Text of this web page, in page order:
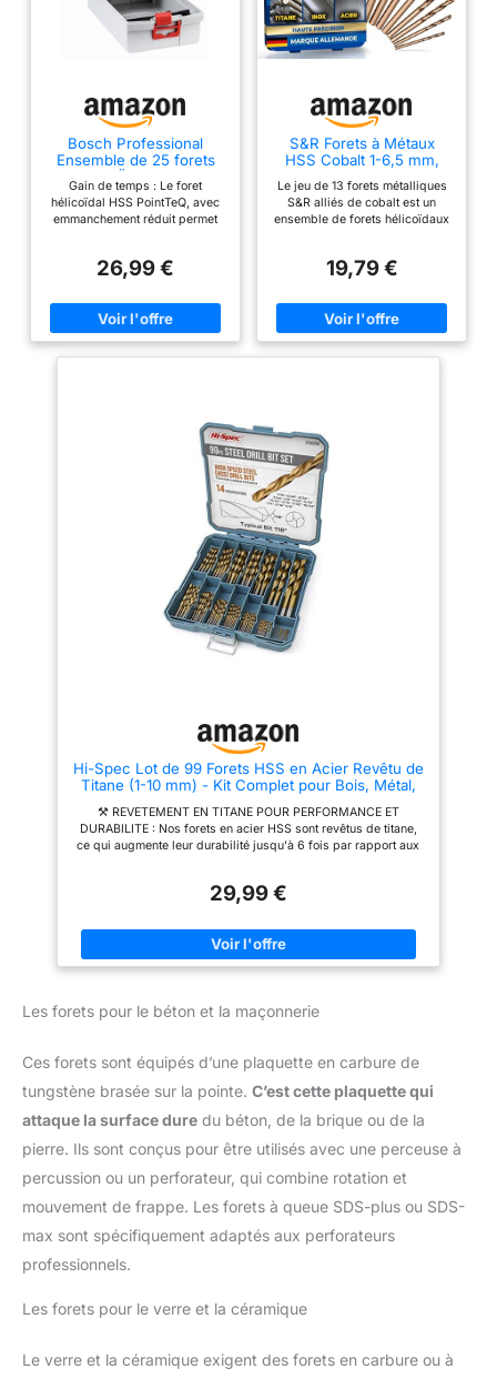
Bosch Professional
Ensemble de 25 forets
hélicoÏdaux HSS
PointTeQ (pour métal,
ProBox, accessoires
pour perceuses-
Gain de temps : Le foret
hélicoïdal HSS PointTeQ, avec
emmanchement réduit permet
spéciale sur la pointe du foret
perçage accrue signifie moins
de chaleur, et donc moins
d'usure Travail précis : Un
perceuses-visseuses, et les
perceuses d'établi pour trous
de dégagement et de centrage
en acier allié et non allié, en
métaux non ferreux, en acier
moulé, en fonte et en plastique
Contenu : 1 x chacun : Ø 1,0 / 1,5
/ 2,0 / 2,5 / 3,0 / 3,5 / 4,0 / 4,5 /
5,0 / 5,5 / 6,0 / 6,5 / 7,0 / 7,5 /
8,0 / 8,5 / 9,0 / 9,5 / 10,0 / 10,5
/ 11,0 / 11,5 / 12,0 / 12,5 / 13,0
26,99 €
S&R Forets à Métaux
HSS Cobalt 1-6,5 mm,
Acier Cobalt HSS DIN
338 Coffret métal. Qualité
Professionnelle
Le jeu de 13 forets métalliques
S&R alliés de cobalt est un
ensemble de forets hélicoïdaux
robuste avec inscription. La
particulièrement adaptée pour
une utilisation professionnelle
continue Les forets métalliques
moyenne selon DIN 338 et
classe de précision H8. Par
conséquent, ils se caractérisent
par une grande précision et une
longue durée de vie Le kit de
forets en acier comprend 13
forets de diamètres 1,5 - 2,0 -
2,5 - 3,0 - 3,2 - 3,5 - 4,0 - 4,5 -
4,8 - 5,0 - 5,5 - 6,0 - 6,5 mm.
Convient pour les matériaux
particulièrement durs tels que
l'acier inoxydable, la fonte
d'acier, les métaux de fonte et
d'autres métaux durs Les forets
pour une utilisation avec des
la plus haute performance et
précision Le lot de 13 forets en
ensemble compact et de qualité
supérieure qui convient aux
applications de perçage
19,79 €
Hi-Spec Lot de 99 Forets HSS en Acier Revêtu de
Titane (1-10 mm) - Kit Complet pour Bois, Métal,
Rangement Robuste et Pratique
⚒ REVETEMENT EN TITANE POUR PERFORMANCE ET
DURABILITE : Nos forets en acier HSS sont revêtus de titane,
ce qui augmente leur durabilité jusqu'à 6 fois par rapport aux
frottements et optimise le contrôle de la température et la
coffret foret metal comprend les tailles métriques de forets les
plus couramment utilisées (1-10 mm) avec des pièces de
rechange. Ces forets sont idéaux pour les bricoleurs
ET ORGANISE : Avec nos coffrets de forets, chaque foret est
rapide et facile, et le fermoir en acier robuste maintient le
TOUS VOS PROJETS : Ce lot de 99 meches metal à haute
vitesse convient pour percer le bois, les métaux alliés et non
alliés, ainsi que les plastiques durs et le plexiglas. Idéal pour
les projets de bricolage, de réparation, de construction et de
rénovation. ⚒ COUVERTURE COMPLETE POUR TOUS VOS
BESOINS DE PERÇAGE : Notre kit de 99 pièces, incluant forets
pièces de rechange, adapté pour tous types de travaux sur
bois, métal et plastique, que ce soit à la maison, dans l'atelier,
le garage ou sur le chantier.
29,99 €
Les forets pour le béton et la maçonnerie
Ces forets sont équipés d’une plaquette en carbure de
tungstène brasée sur la pointe. C’est cette plaquette qui
attaque la surface dure du béton, de la brique ou de la
pierre. Ils sont conçus pour être utilisés avec une perceuse à
percussion ou un perforateur, qui combine rotation et
mouvement de frappe. Les forets à queue SDS-plus ou SDS-
max sont spécifiquement adaptés aux perforateurs
professionnels.
Les forets pour le verre et la céramique
Le verre et la céramique exigent des forets en carbure ou à